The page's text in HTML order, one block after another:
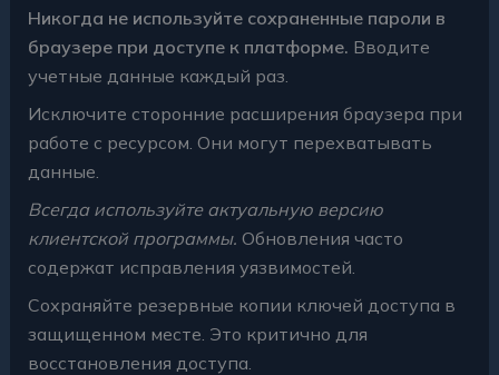
Никогда не используйте сохраненные пароли в
браузере при доступе к платформе. Вводите
учетные данные каждый раз.
Исключите сторонние расширения браузера при
работе с ресурсом. Они могут перехватывать
данные.
Всегда используйте актуальную версию
клиентской программы. Обновления часто
содержат исправления уязвимостей.
Сохраняйте резервные копии ключей доступа в
защищенном месте. Это критично для
восстановления доступа.